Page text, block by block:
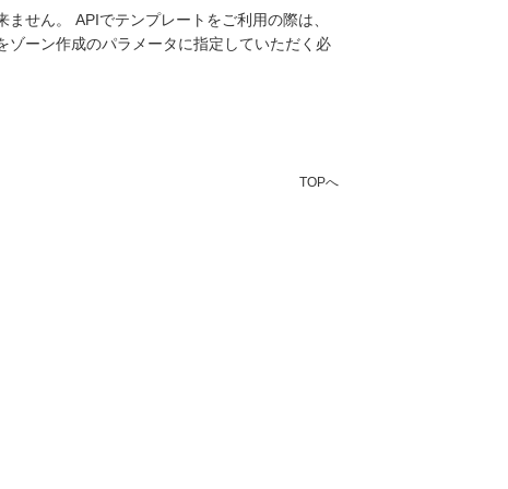
せん。 APIでテンプレートをご利用の際は、
ーン作成のパラメータに指定していただく必
TOPへ